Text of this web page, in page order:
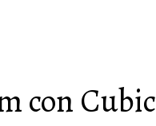
con Cubic